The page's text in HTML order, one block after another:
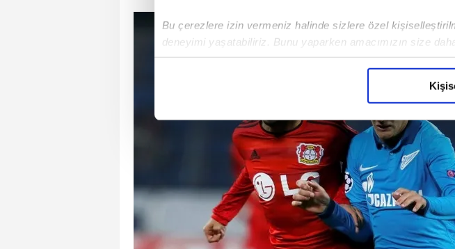
Bu çerezlere izin vermeniz halinde sizlere özel
deneyimi yaşatabiliriz. Bunu yaparken amacımızın size
içerikleri sunabilmek adına elimizden gelen çabayı
Sizlere daha iyi bir hizmet sunabilmek için İnternet
çerezler vasıtasıyla çeşitli kişisel verileriniz işlenmekte
amacıyla kullanılmaktadır. Diğer çerezler, sitemizin daha
reklam/pazarlama faaliyetlerinin yapılması, amaçlarıyla
Çerezlere ilişkin tercihlerinizi aşağıda yer alan panel
butonuna tıklayabilir,
Çerez Bilgilendirme Metnimizi